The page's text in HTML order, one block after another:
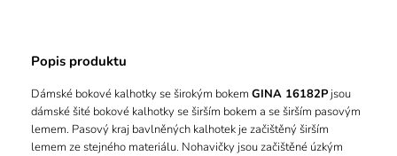
Popis produktu
Dámské bokové kalhotky se širokým bokemGINA 16182P jsou
dámské šité bokové kalhotky se širším bokem a se širším pasovým
lemem. Pasový kraj bavlněných kalhotek je začištěný širším
lemem ze stejného materiálu. Nohavičky jsou začištěné úzkým